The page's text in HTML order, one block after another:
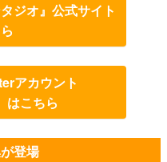
ジオ』公式サイト
アカウント
はこちら
登場